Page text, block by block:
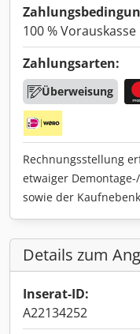
100 % Vorauskasse
Zahlungsarten:
Überweisung
Rechnungsstellung
etwaiger
sowie der
Details zum
Inserat-ID:
A22134252